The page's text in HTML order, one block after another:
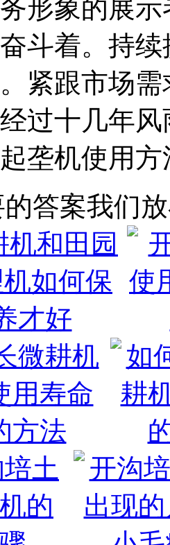
形象的展
斗着。持
紧跟市场
过十几年
垄机使用
答案我们